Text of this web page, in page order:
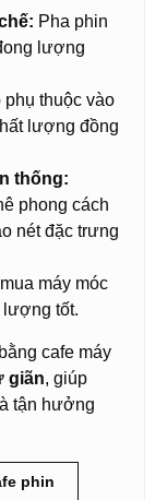
Pha phin
lượng
phụ thuộc vào
lượng đồng
thống:
phong cách
nét đặc trưng
máy móc
lượng tốt.
cafe máy
giãn, giúp
tận hưởng
phin